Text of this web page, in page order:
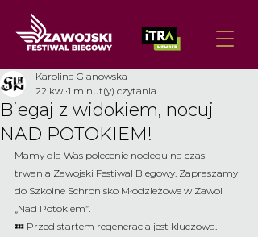
Biegaj z widokiem, nocuj
NAD POTOKIEM!
Karolina Glanowska
22 kwi 1 minut(y) czytania
Mamy dla Was polecenie noclegu na czas
trwania Zawojski Festiwal Biegowy. Zapraszamy
do Szkolne Schronisko Młodzieżowe w Zawoi
„Nad Potokiem”.
💤 Przed startem regeneracja jest kluczowa.